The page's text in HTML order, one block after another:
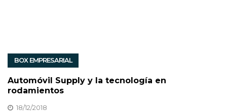
BOX EMPRESARIAL
Automóvil Supply y la tecnología en
rodamientos
18/12/2018